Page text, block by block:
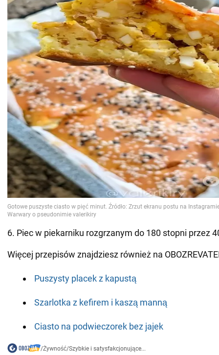
6. Piec w piekarniku rozgrzanym do 180 stopni przez
Więcej przepisów znajdziesz również na
Puszysty placek z kapustą
Szarlotka z kefirem i kaszą manną
Ciasto na podwieczorek bez jajek
/Żywność/Szybkie i satysfakcjonujące...